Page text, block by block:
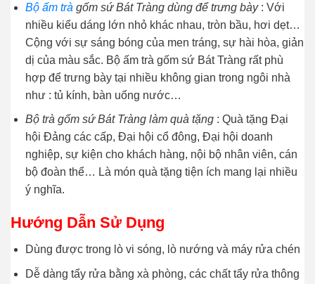
Bộ ấm trà gốm sứ Bát Tràng dùng để trưng bày: Với
nhiều kiểu dáng lớn nhỏ khác nhau, tròn bầu, hơi dẹt…
Cộng với sự sáng bóng của men tráng, sự hài hòa, giản
dị của màu sắc. Bộ ấm trà gốm sứ Bát Tràng rất phù
hợp để trưng bày tại nhiều không gian trong ngôi nhà
như : tủ kính, bàn uống nước…
Bộ trà gốm sứ Bát Tràng làm quà tặng: Quà tặng Đại
hội Đảng các cấp, Đại hội cổ đông, Đại hội doanh
nghiệp, sự kiện cho khách hàng, nội bộ nhân viên, cán
bộ đoàn thể… Là món quà tặng tiện ích mang lại nhiều
ý nghĩa.
Hướng Dẫn Sử Dụng
Dùng được trong lò vi sóng, lò nướng và máy rửa chén
Dễ dàng tẩy rửa bằng xà phòng, các chất tẩy rửa thông